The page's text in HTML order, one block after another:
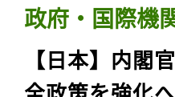
政府・国際機
【日本】内閣